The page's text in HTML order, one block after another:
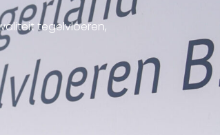
tegelvloeren,